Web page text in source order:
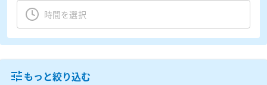
もっと絞り込む